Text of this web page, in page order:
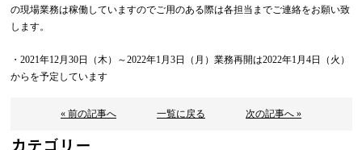
の現場業務は稼働していますのでご用のある際は各担当までご連絡をお願い致
します。
・2021年12月30日（木）～2022年1月3日（月）業務再開は2022年1月4日（火）
からを予定しています
« 前の記事へ 一覧に戻る 次の記事へ »
カテゴリー